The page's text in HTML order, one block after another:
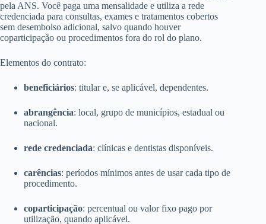
pela ANS. Você paga uma mensalidade e utiliza a rede
credenciada para consultas, exames e tratamentos cobertos
sem desembolso adicional, salvo quando houver
coparticipação ou procedimentos fora do rol do plano.
Elementos do contrato:
beneficiários: titular e, se aplicável, dependentes.
abrangência: local, grupo de municípios, estadual ou
nacional.
rede credenciada: clínicas e dentistas disponíveis.
carências: períodos mínimos antes de usar cada tipo de
procedimento.
coparticipação: percentual ou valor fixo pago por
utilização, quando aplicável.